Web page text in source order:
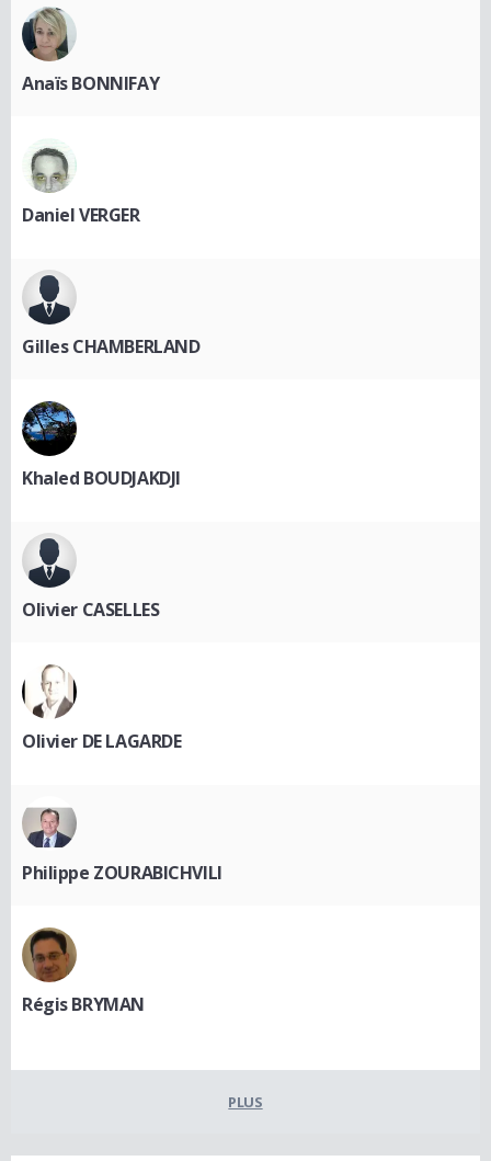
Anaïs BONNIFAY
Daniel VERGER
Gilles CHAMBERLAND
Khaled BOUDJAKDJI
Olivier CASELLES
Olivier DE LAGARDE
Philippe ZOURABICHVILI
Régis BRYMAN
PLUS